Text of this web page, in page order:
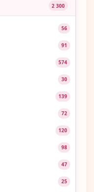
2 300
56
91
574
30
139
72
120
98
47
25